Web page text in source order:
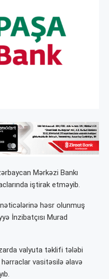
Mərkəzi Bankı
iştirak etməyib.
həsr olunmuş
İnzibatçısı Murad
valyuta təklifi tələbi
vasitəsilə əlavə